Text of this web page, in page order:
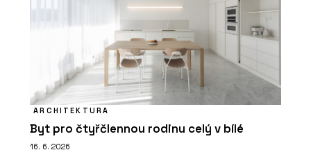
ARCHITEKTURA
Byt pro čtyřčlennou rodinu celý v bílé
16. 6. 2026